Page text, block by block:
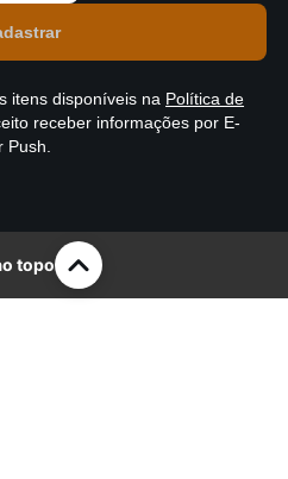
itens disponíveis na Política de
receber informações por E-
topo